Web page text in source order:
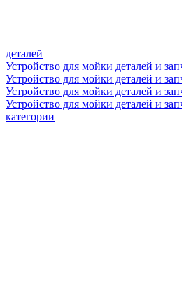
деталей
Устройство для мойки деталей и
Устройство для мойки деталей и
Устройство для мойки деталей и
Устройство для мойки деталей и
категории